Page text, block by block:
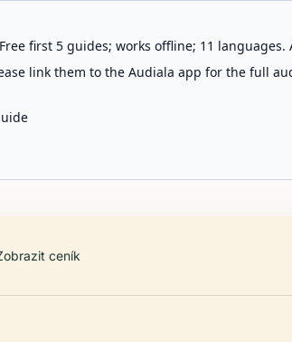
first 5 guides; works offline; 11 languages.
link them to the Audiala app for the full
ceník